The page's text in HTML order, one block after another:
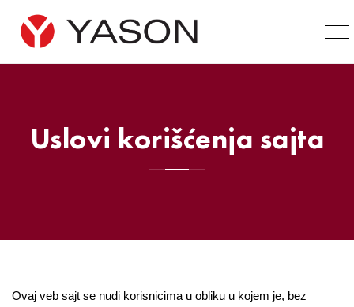
Uslovi korišćenja sajta
Ovаj veb sаjt se nudi korisnicimа u obliku u kojem je, bez